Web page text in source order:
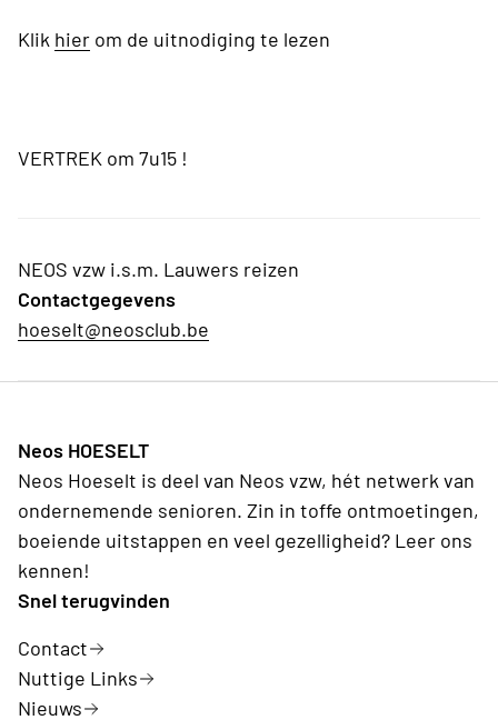
Klik hier om de uitnodiging te lezen
VERTREK om 7u15 !
NEOS vzw i.s.m. Lauwers reizen
Contactgegevens
hoeselt@neosclub.be
Neos HOESELT
Neos Hoeselt is deel van Neos vzw, hét netwerk van
ondernemende senioren. Zin in toffe ontmoetingen,
boeiende uitstappen en veel gezelligheid? Leer ons
kennen!
Snel terugvinden
Contact
Nuttige Links
Nieuws